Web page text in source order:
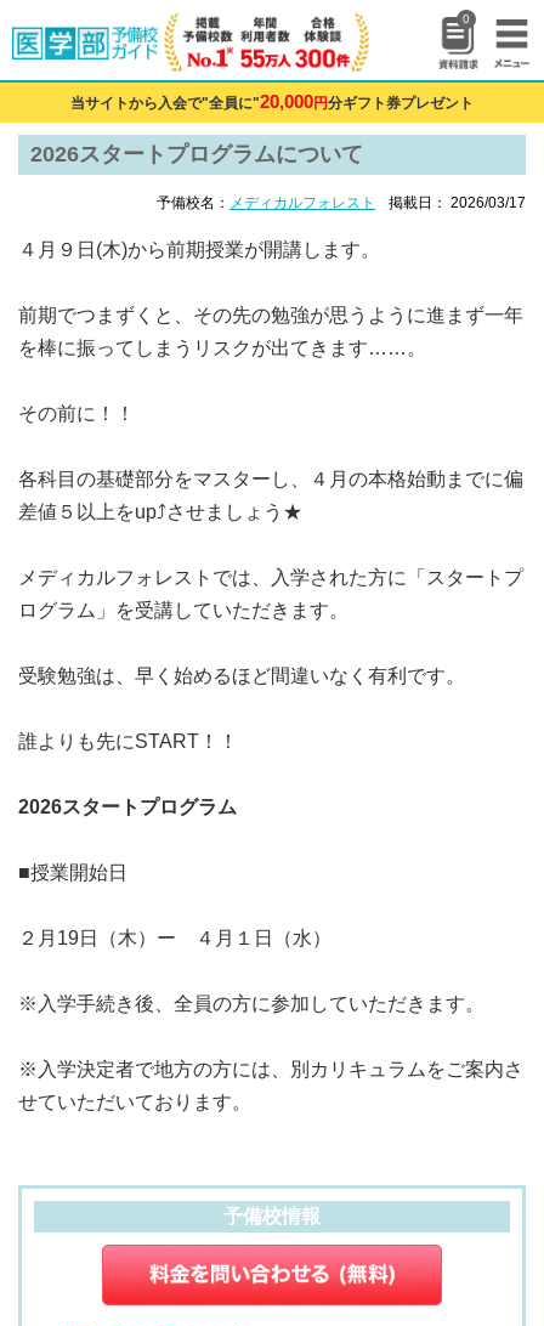
0
当サイトから入会で"全員に"20,000円分ギフト券プレゼント
2026スタートプログラムについて
予備校名： メディカルフォレスト 掲載日： 2026/03/17
４月９日(木)から前期授業が開講します。
前期でつまずくと、その先の勉強が思うように進まず一年
を棒に振ってしまうリスクが出てきます……。
その前に！！
各科目の基礎部分をマスターし、４月の本格始動までに偏
差値５以上をup⤴させましょう★
メディカルフォレストでは、入学された方に「スタートプ
ログラム」を受講していただきます。
受験勉強は、早く始めるほど間違いなく有利です。
誰よりも先にSTART！！
2026スタートプログラム
■授業開始日
２月19日（木）ー ４月１日（水）
※入学手続き後、全員の方に参加していただきます。
※入学決定者で地方の方には、別カリキュラムをご案内さ
せていただいております。
予備校情報